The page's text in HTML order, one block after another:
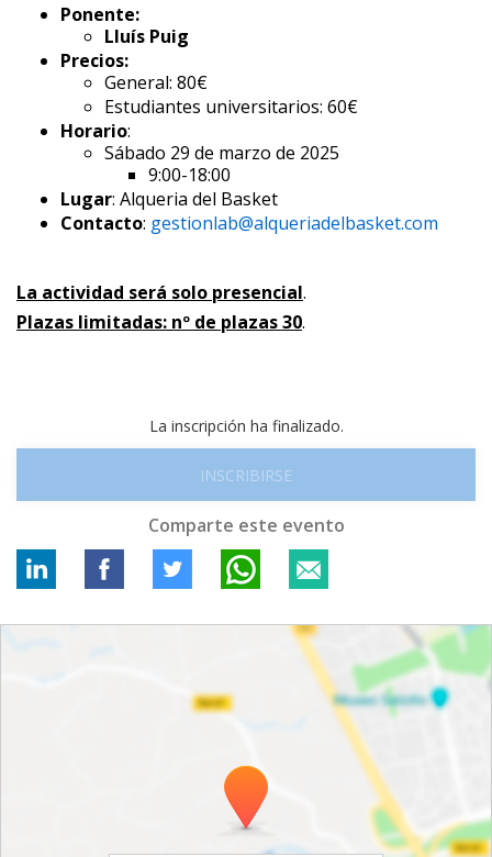
Ponente:
Lluís Puig
Precios:
General: 80€
Estudiantes universitarios: 60€
Horario:
Sábado 29 de marzo de 2025
9:00-18:00
Lugar: Alqueria del Basket
Contacto: gestionlab@alqueriadelbasket.com
La actividad será solo presencial.
Plazas limitadas: nº de plazas 30.
La inscripción ha finalizado.
INSCRIBIRSE
Comparte este evento